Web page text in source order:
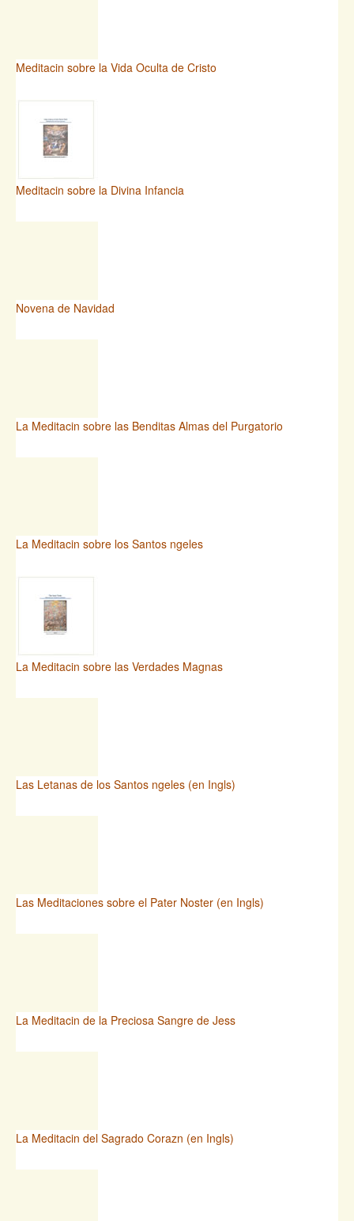
Meditacin sobre la Vida Oculta de Cristo
Meditacin sobre la Divina Infancia
Novena de Navidad
La Meditacin sobre las Benditas Almas del Purgatorio
La Meditacin sobre los Santos ngeles
La Meditacin sobre las Verdades Magnas
Las Letanas de los Santos ngeles (en Ingls)
Las Meditaciones sobre el Pater Noster (en Ingls)
La Meditacin de la Preciosa Sangre de Jess
La Meditacin del Sagrado Corazn (en Ingls)